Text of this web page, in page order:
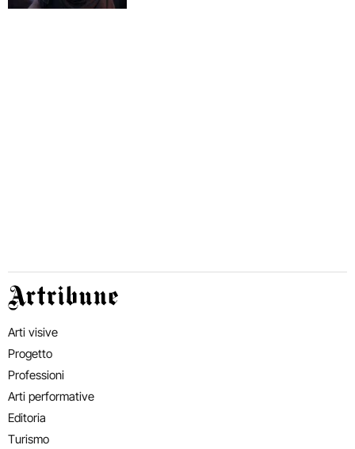
Artribune
Arti visive
Progetto
Professioni
Arti performative
Editoria
Turismo